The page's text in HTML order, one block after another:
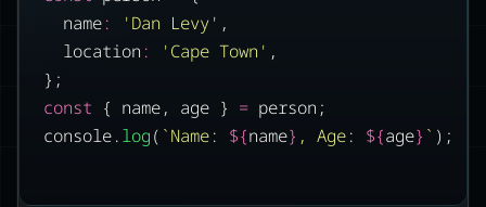
name: 'Dan Levy' ,
location : 'Cape Town ' ,
};
const { name, age } = person;
console.log( `Name: ${name} , Age: ${age} ` );